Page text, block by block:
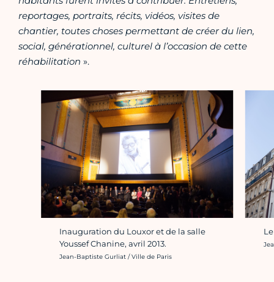
reportages, portraits, récits, vidéos, visites de
chantier, toutes choses permettant de créer du lien,
social, générationnel, culturel à l’occasion de cette
réhabilitation ».
Inauguration du Louxor et de la salle
Youssef Chanine, avril 2013.
Crédit photo :
Jean-Baptiste Gurliat / Ville de Paris